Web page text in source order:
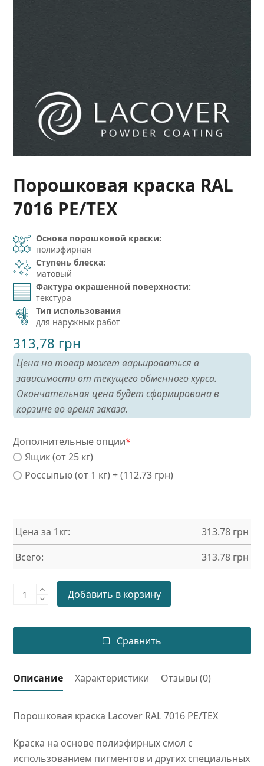
Порошковая краска RAL
7016 PE/TEX
Основа порошковой краски:
полиэфирная
Ступень блеска:
матовый
Фактура окрашенной поверхности:
текстура
Тип использования
для наружных работ
313,78 грн
Цена на товар может варьироваться в
зависимости от текущего обменного курса.
Окончательная цена будет сформирована в
корзине во время заказа.
Дополнительные опции*
Ящик (от 25 кг)
Россыпью (от 1 кг) + (112.73 грн)
Цена за 1кг: 313.78 грн
Всего:
313.78 грн
Порошковая
PE/TEX
Добавить в корзину
Сравнить
Описание Характеристики Отзывы (0)
Порошковая краска Lacover RAL 7016 PE/TEX
Краска на основе полиэфирных смол с
использованием пигментов и других специальных